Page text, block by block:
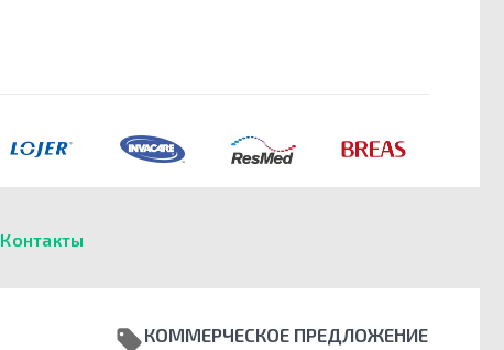
Контакты
КОММЕРЧЕСКОЕ ПРЕДЛОЖЕНИЕ